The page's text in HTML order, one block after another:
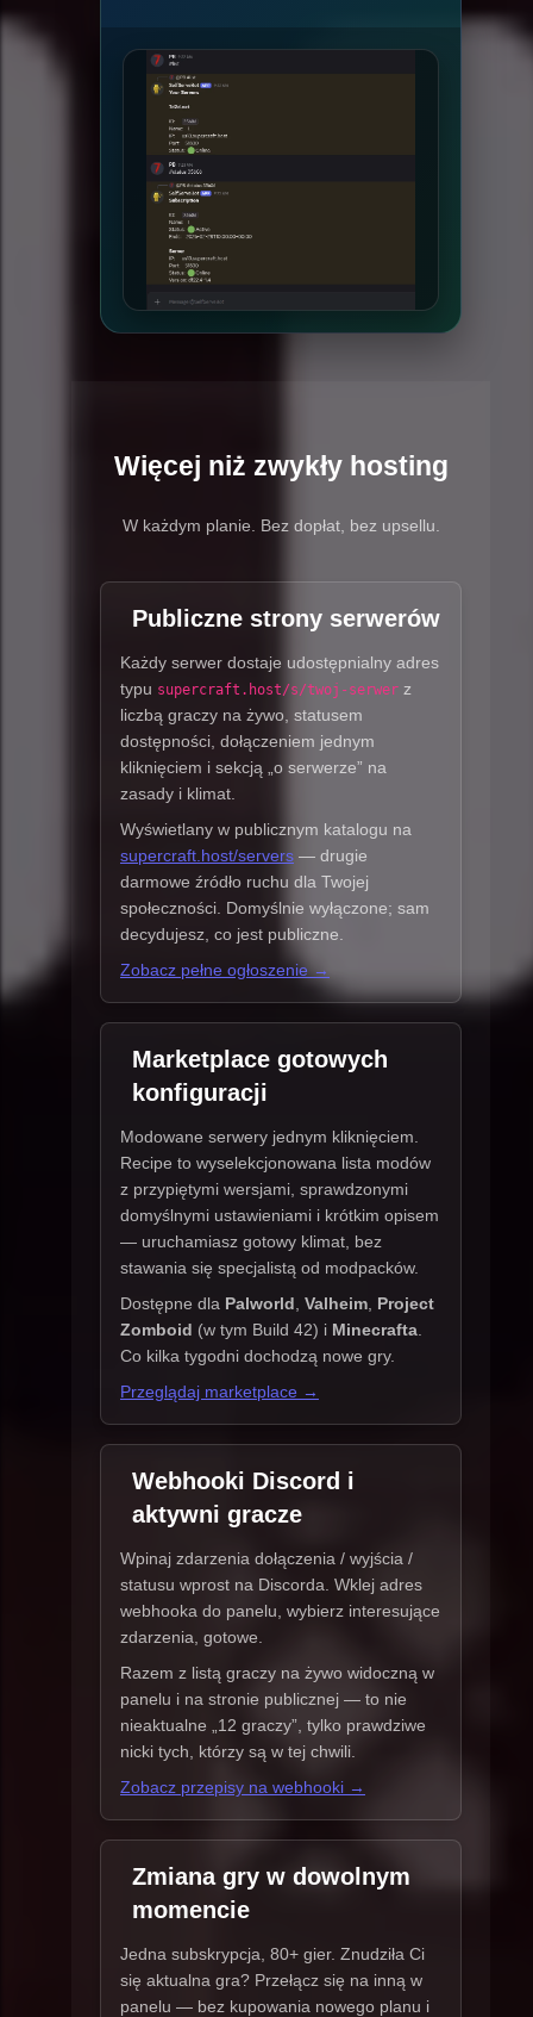
Więcej niż zwykły hosting
W każdym planie. Bez dopłat, bez upsellu.
Publiczne strony serwerów
Każdy serwer dostaje udostępnialny adres
typu supercraft.host/s/twoj-serwer z
liczbą graczy na żywo, statusem
dostępności, dołączeniem jednym
kliknięciem i sekcją „o serwerze” na
zasady i klimat.
Wyświetlany w publicznym katalogu na
supercraft.host/servers — drugie
darmowe źródło ruchu dla Twojej
społeczności. Domyślnie wyłączone; sam
decydujesz, co jest publiczne.
Zobacz pełne ogłoszenie →
Marketplace gotowych
konfiguracji
Modowane serwery jednym kliknięciem.
Recipe to wyselekcjonowana lista modów
z przypiętymi wersjami, sprawdzonymi
domyślnymi ustawieniami i krótkim opisem
— uruchamiasz gotowy klimat, bez
stawania się specjalistą od modpacków.
Dostępne dla Palworld Valheim Project
Zomboid (w tym Build 42) i Minecrafta
Co kilka tygodni dochodzą nowe gry.
Przeglądaj marketplace →
Webhooki Discord i
aktywni gracze
Wpinaj zdarzenia dołączenia / wyjścia /
statusu wprost na Discorda. Wklej adres
webhooka do panelu, wybierz interesujące
zdarzenia, gotowe.
Razem z listą graczy na żywo widoczną w
panelu i na stronie publicznej — to nie
nieaktualne „12 graczy”, tylko prawdziwe
nicki tych, którzy są w tej chwili.
Zobacz przepisy na webhooki →
Zmiana gry w dowolnym
momencie
Jedna subskrypcja, 80+ gier. Znudziła Ci
się aktualna gra? Przełącz się na inną w
panelu — bez kupowania nowego planu i